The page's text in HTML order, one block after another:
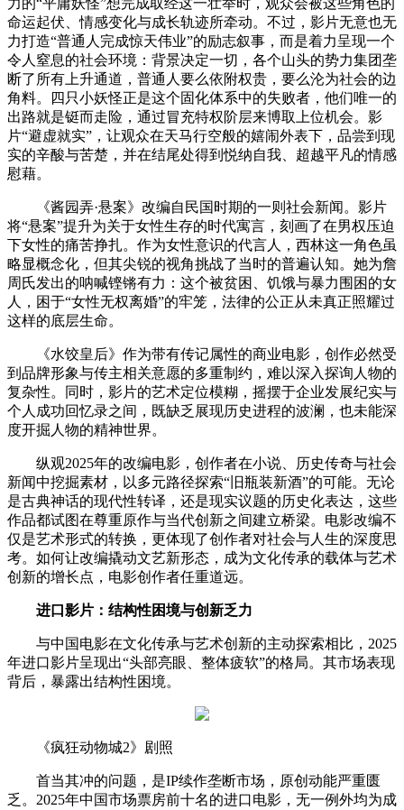
力的“平庸妖怪”想完成取经这一壮举时，观众会被这些角色的
命运起伏、情感变化与成长轨迹所牵动。不过，影片无意也无
力打造“普通人完成惊天伟业”的励志叙事，而是着力呈现一个
令人窒息的社会环境：背景决定一切，各个山头的势力集团垄
断了所有上升通道，普通人要么依附权贵，要么沦为社会的边
角料。四只小妖怪正是这个固化体系中的失败者，他们唯一的
出路就是铤而走险，通过冒充特权阶层来博取上位机会。影
片“避虚就实”，让观众在天马行空般的嬉闹外表下，品尝到现
实的辛酸与苦楚，并在结尾处得到悦纳自我、超越平凡的情感
慰藉。
《酱园弄·悬案》改编自民国时期的一则社会新闻。影片
将“悬案”提升为关于女性生存的时代寓言，刻画了在男权压迫
下女性的痛苦挣扎。作为女性意识的代言人，西林这一角色虽
略显概念化，但其尖锐的视角挑战了当时的普遍认知。她为詹
周氏发出的呐喊铿锵有力：这个被贫困、饥饿与暴力围困的女
人，困于“女性无权离婚”的牢笼，法律的公正从未真正照耀过
这样的底层生命。
《水饺皇后》作为带有传记属性的商业电影，创作必然受
到品牌形象与传主相关意愿的多重制约，难以深入探询人物的
复杂性。同时，影片的艺术定位模糊，摇摆于企业发展纪实与
个人成功回忆录之间，既缺乏展现历史进程的波澜，也未能深
度开掘人物的精神世界。
纵观2025年的改编电影，创作者在小说、历史传奇与社会
新闻中挖掘素材，以多元路径探索“旧瓶装新酒”的可能。无论
是古典神话的现代性转译，还是现实议题的历史化表达，这些
作品都试图在尊重原作与当代创新之间建立桥梁。电影改编不
仅是艺术形式的转换，更体现了创作者对社会与人生的深度思
考。如何让改编撬动文艺新形态，成为文化传承的载体与艺术
创新的增长点，电影创作者任重道远。
进口影片：结构性困境与创新乏力
与中国电影在文化传承与艺术创新的主动探索相比，2025
年进口影片呈现出“头部亮眼、整体疲软”的格局。其市场表现
背后，暴露出结构性困境。
《疯狂动物城2》剧照
首当其冲的问题，是IP续作垄断市场，原创动能严重匮
乏。2025年中国市场票房前十名的进口电影，无一例外均为成